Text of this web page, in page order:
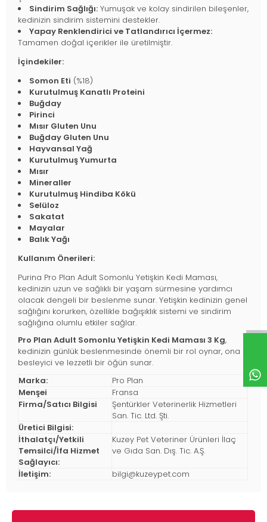
Sindirim Sağlığı: Yumuşak ve kolay sindirilen bileşenler,
kedinizin sindirim sistemini destekler.
Yapay Renklendirici ve Tatlandırıcı İçermez:
Tamamen doğal içerikler ile üretilmiştir.
İçindekiler:
Somon Eti (%18)
Kurutulmuş Kanatlı Proteini
Buğday
Pirinci
Mısır Gluten Unu
Buğday Gluten Unu
Hayvansal Yağ
Kurutulmuş Yumurta
Mısır
Mineraller
Kurutulmuş Hindiba Kökü
Selüloz
Sakatat
Mayalar
Balık Yağı
Kullanım Önerileri:
Purina Pro Plan Adult Somonlu Yetişkin Kedi Maması,
kedinizin uzun ve sağlıklı bir yaşam sürmesine yardımcı
olacak dengeli bir beslenme sunar. Yetişkin kedinizin genel
sağlığını korurken, özellikle bağışıklık sistemi ve sindirim
sağlığına olumlu etkiler sağlar.
Pro Plan Adult Somonlu Yetişkin Kedi Maması 3 Kg,
kedinizin günlük beslenmesinde önemli bir rol oynar, ona
besleyici ve lezzetli bir öğün sunar.
Marka:
Pro Plan
Menşei
Fransa
Firma/Satıcı Bilgisi
Şentürkler Veterinerlik Hizmetleri
San. Tic. Ltd. Şti.
Üretici Bilgisi:
İthalatçı/Yetkili
Temsilci/İfa Hizmet
Sağlayıcı:
Kuzey Pet Veteriner Ürünleri İlaç
ve Gıda San. Dış. Tic. A.Ş.
İletişim: bilgi@kuzeypet.com